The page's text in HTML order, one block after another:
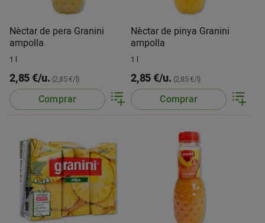
Nèctar de pera Granini
ampolla
1 l
2,85 €/u. (2,85 €/l)
Comprar
Nèctar de pinya Granini
ampolla
1 l
2,85 €/u. (2,85 €/l)
Comprar